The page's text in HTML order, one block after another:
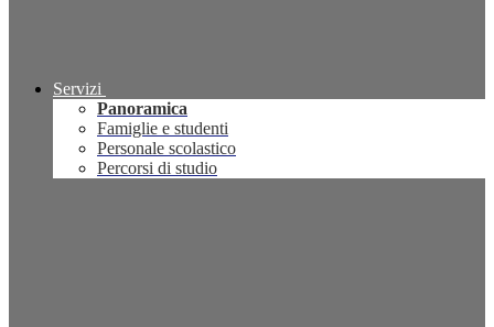
Servizi
Panoramica
Famiglie e studenti
Personale scolastico
Percorsi di studio